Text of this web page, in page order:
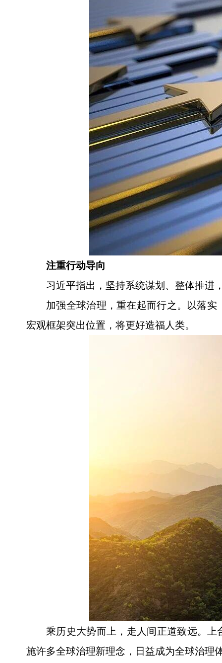
注重行动导向
习近平指出，坚持系统谋划、整体推进
加强全球治理，重在起而行之。以落
宏观框架突出位置，将更好造福人类。
乘历史大势而上，走人间正道致远。
施许多全球治理新理念，日益成为全球治理